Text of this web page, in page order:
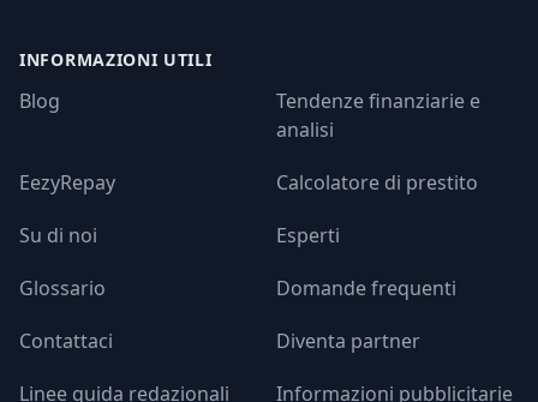
INFORMAZIONI UTILI
Blog
Tendenze finanziarie e
analisi
EezyRepay
Calcolatore di prestito
Su di noi
Esperti
Glossario
Domande frequenti
Contattaci
Diventa partner
Linee guida redazionali
Informazioni pubblicitarie